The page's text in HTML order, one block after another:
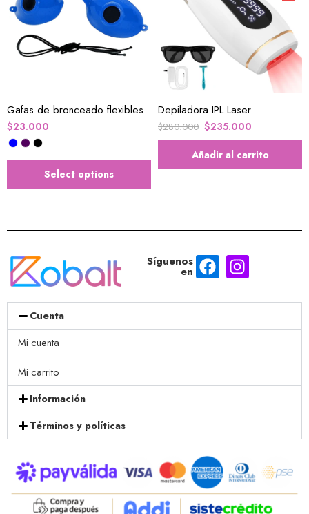
Gafas de bronceado flexibles
$23.000
Select options
Depiladora IPL Laser
$280.000 $235.000
Añadir al carrito
Síguenos
en
Cuenta
Mi cuenta
Mi carrito
Información
Términos y políticas